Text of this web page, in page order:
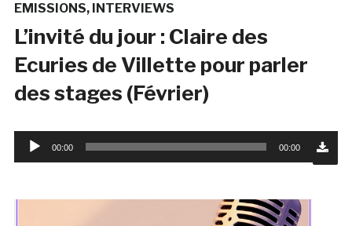
EMISSIONS, INTERVIEWS
L’invité du jour : Claire des
Ecuries de Villette pour parler
des stages (Février)
Lecteur
audio
00:00 00:00